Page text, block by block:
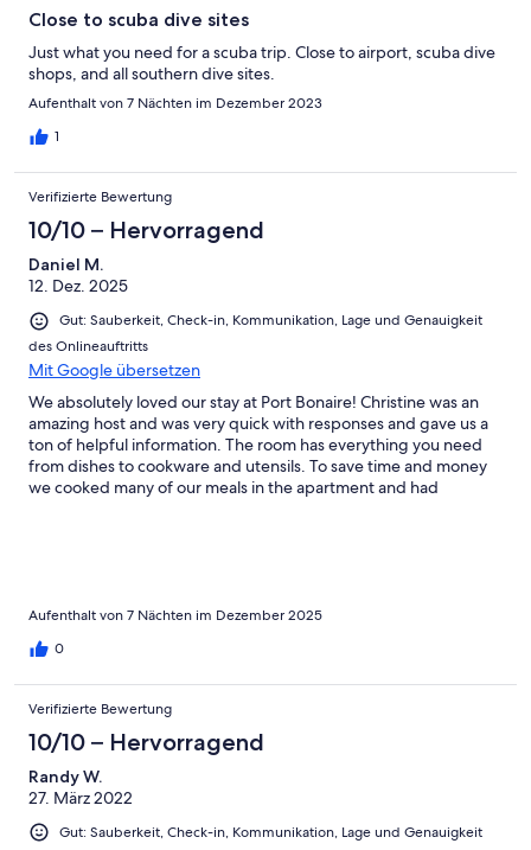
Close to scuba dive sites
Just what you need for a scuba trip. Close to airport, scuba dive
shops, and all southern dive sites.
Aufenthalt von 7 Nächten im Dezember 2023
1
Verifizierte Bewertung
10/10 – Hervorragend
Daniel M.
12. Dez. 2025
Gut: Sauberkeit, Check-in, Kommunikation, Lage und Genauigkeit
des Onlineauftritts
Mit Google übersetzen
We absolutely loved our stay at Port Bonaire! Christine was an
amazing host and was very quick with responses and gave us a
ton of helpful information. The room has everything you need
from dishes to cookware and utensils. To save time and money
we cooked many of our meals in the apartment and had
an octopus all right in front of our resort. Just go down the stairs
in front of the pool and you have amazing snorkeling in and
down the shore. You also can’t beat the walk to the airport and
We will be staying here again.
Aufenthalt von 7 Nächten im Dezember 2025
0
Verifizierte Bewertung
10/10 – Hervorragend
Randy W.
27. März 2022
Gut: Sauberkeit, Check-in, Kommunikation, Lage und Genauigkeit